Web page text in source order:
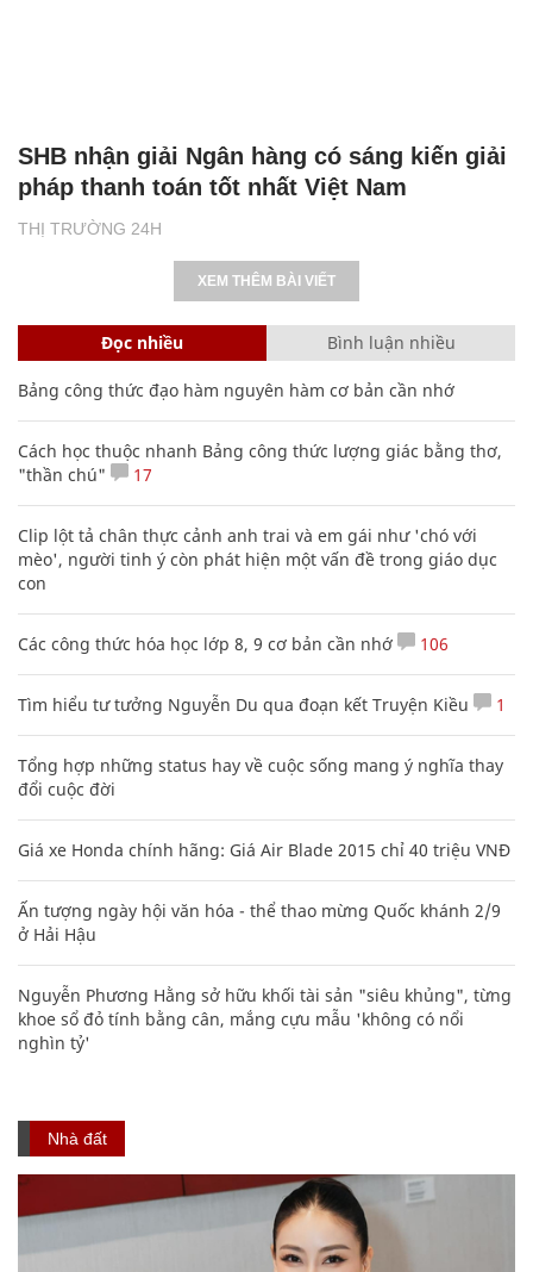
THỊ TRƯỜNG 24H
SHB nhận giải Ngân hàng có sáng kiến giải
pháp thanh toán tốt nhất Việt Nam
XEM THÊM BÀI VIẾT
Đọc nhiều Bình luận nhiều
Bảng công thức đạo hàm nguyên hàm cơ bản cần nhớ
Cách học thuộc nhanh Bảng công thức lượng giác bằng thơ,
"thần chú"
17
Clip lột tả chân thực cảnh anh trai và em gái như 'chó với
mèo', người tinh ý còn phát hiện một vấn đề trong giáo dục
con
Các công thức hóa học lớp 8, 9 cơ bản cần nhớ 106
Tìm hiểu tư tưởng Nguyễn Du qua đoạn kết Truyện Kiều 1
Tổng hợp những status hay về cuộc sống mang ý nghĩa thay
đổi cuộc đời
Giá xe Honda chính hãng: Giá Air Blade 2015 chỉ 40 triệu VNĐ
Ấn tượng ngày hội văn hóa - thể thao mừng Quốc khánh 2/9
ở Hải Hậu
Nguyễn Phương Hằng sở hữu khối tài sản "siêu khủng", từng
khoe sổ đỏ tính bằng cân, mắng cựu mẫu 'không có nổi
nghìn tỷ'
Nhà đất